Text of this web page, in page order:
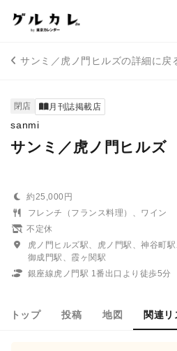
サンミ／虎ノ門ヒルズの詳細に戻
閉店 月刊誌掲載店
sanmi
サンミ／虎ノ門ヒルズ
約25,000円
フレンチ（フランス料理）、ワイン
不定休
虎ノ門ヒルズ駅、虎ノ門駅、神谷町駅
御成門駅、霞ヶ関駅
銀座線虎ノ門駅 1番出口より徒歩5分
トップ 投稿 地図 関連リ